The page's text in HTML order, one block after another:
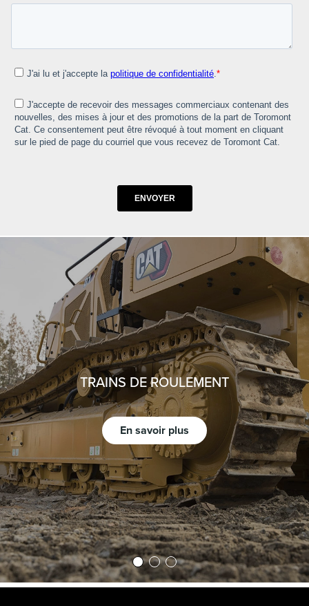
J'ai lu et j'accepte la politique de confidentialité.*
J'accepte de recevoir des messages commerciaux contenant des
nouvelles, des mises à jour et des promotions de la part de Toromont
Cat. Ce consentement peut être révoqué à tout moment en cliquant
sur le pied de page du courriel que vous recevez de Toromont Cat.
TRAINS DE ROULEMENT
En savoir plus